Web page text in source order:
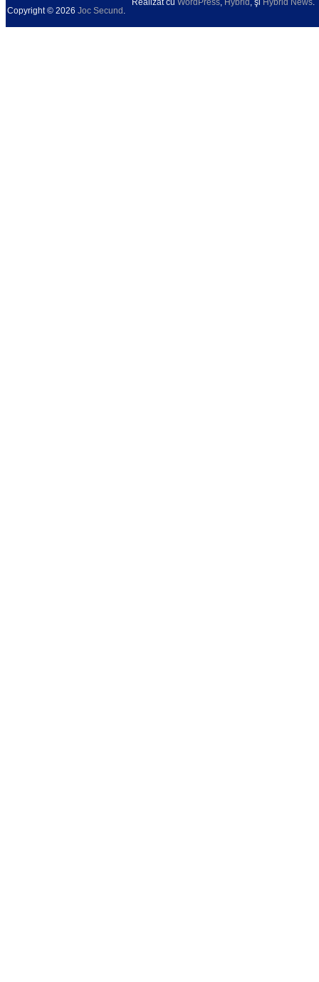
Copyright © 2026 Joc Secund .
Realizat cu WordPress, Hybrid , şi Hybrid News.